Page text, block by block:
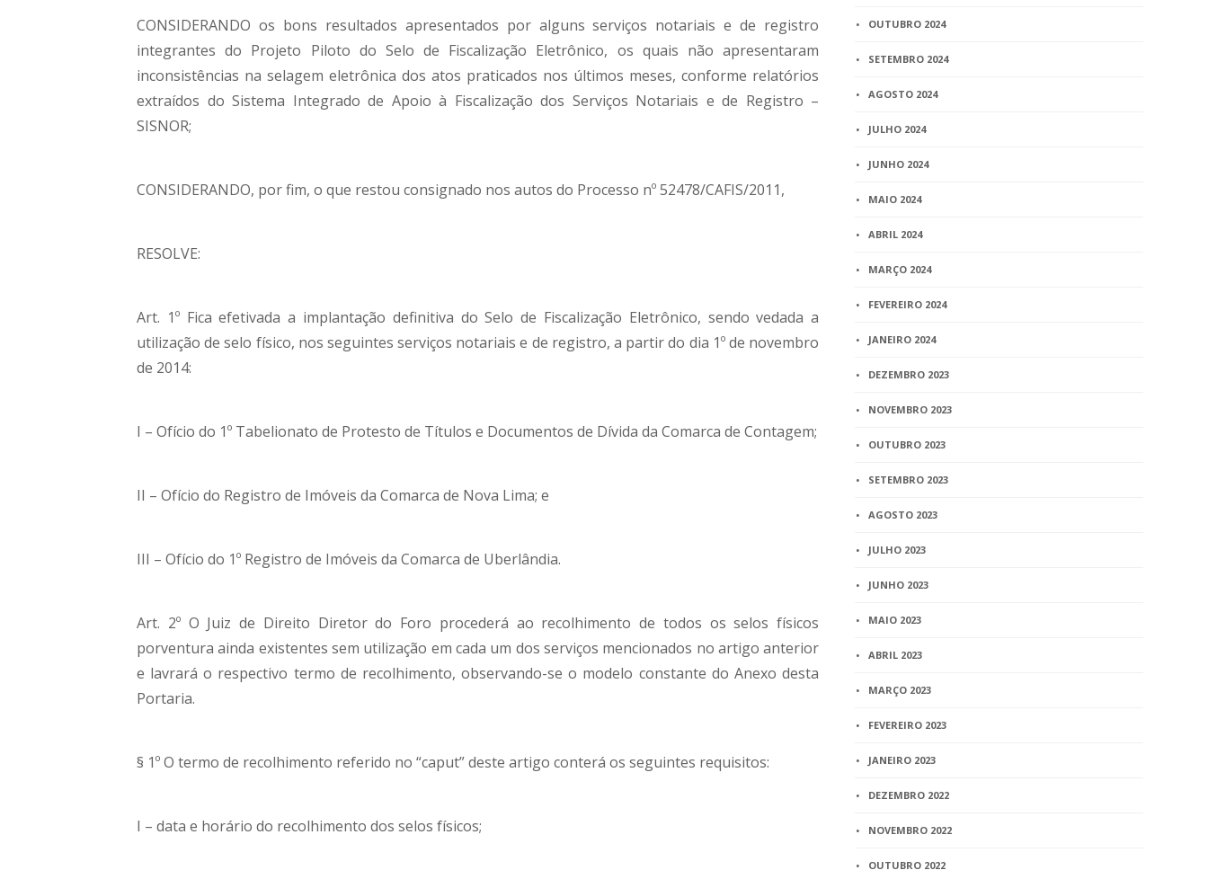
CONSIDERANDO os bons resultados apresentados por alguns serviços notariais e de registro
integrantes do Projeto Piloto do Selo de Fiscalização Eletrônico, os quais não apresentaram
inconsistências na selagem eletrônica dos atos praticados nos últimos meses, conforme relatórios
extraídos do Sistema Integrado de Apoio à Fiscalização dos Serviços Notariais e de Registro –
SISNOR;
CONSIDERANDO, por fim, o que restou consignado nos autos do Processo nº 52478/CAFIS/2011,
RESOLVE:
Art. 1º Fica efetivada a implantação definitiva do Selo de Fiscalização Eletrônico, sendo vedada a
utilização de selo físico, nos seguintes serviços notariais e de registro, a partir do dia 1º de novembro
de 2014:
I – Ofício do 1º Tabelionato de Protesto de Títulos e Documentos de Dívida da Comarca de Contagem;
II – Ofício do Registro de Imóveis da Comarca de Nova Lima; e
III – Ofício do 1º Registro de Imóveis da Comarca de Uberlândia.
Art. 2º O Juiz de Direito Diretor do Foro procederá ao recolhimento de todos os selos físicos
porventura ainda existentes sem utilização em cada um dos serviços mencionados no artigo anterior
e lavrará o respectivo termo de recolhimento, observando-se o modelo constante do Anexo desta
Portaria.
§ 1º O termo de recolhimento referido no “caput” deste artigo conterá os seguintes requisitos:
I – data e horário do recolhimento dos selos físicos;
OUTUBRO 2024
SETEMBRO 2024
AGOSTO 2024
JULHO 2024
JUNHO 2024
MAIO 2024
ABRIL 2024
MARÇO 2024
FEVEREIRO 2024
JANEIRO 2024
DEZEMBRO 2023
NOVEMBRO 2023
OUTUBRO 2023
SETEMBRO 2023
AGOSTO 2023
JULHO 2023
JUNHO 2023
MAIO 2023
ABRIL 2023
MARÇO 2023
FEVEREIRO 2023
JANEIRO 2023
DEZEMBRO 2022
NOVEMBRO 2022
OUTUBRO 2022